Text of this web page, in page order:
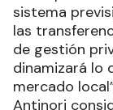
sistema
las
de gestión
dinamizará lo
mercado
Antinori